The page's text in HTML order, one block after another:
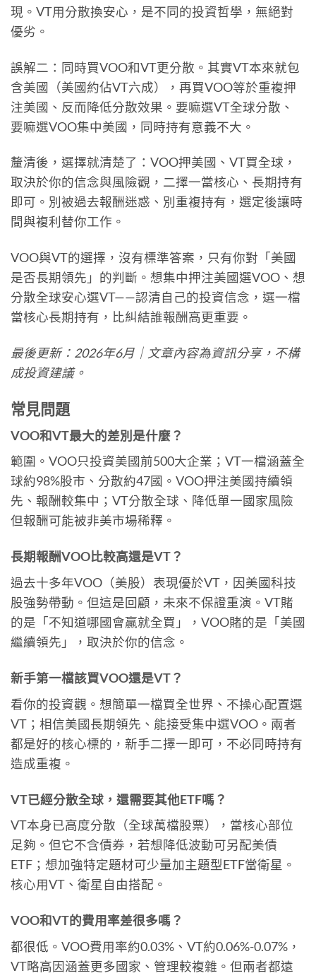
現。VT用分散換安心，是不同的投資哲學，無絕對
優劣。
誤解二：同時買VOO和VT更分散。其實VT本來就包
含美國（美國約佔VT六成），再買VOO等於重複押
注美國、反而降低分散效果。要嘛選VT全球分散、
要嘛選VOO集中美國，同時持有意義不大。
釐清後，選擇就清楚了：VOO押美國、VT買全球，
取決於你的信念與風險觀，二擇一當核心、長期持有
即可。別被過去報酬迷惑、別重複持有，選定後讓時
間與複利替你工作。
VOO與VT的選擇，沒有標準答案，只有你對「美國
是否長期領先」的判斷。想集中押注美國選VOO、想
分散全球安心選VT——認清自己的投資信念，選一檔
當核心長期持有，比糾結誰報酬高更重要。
最後更新：2026年6月｜文章內容為資訊分享，不構
成投資建議。
常見問題
VOO和VT最大的差別是什麼？
範圍。VOO只投資美國前500大企業；VT一檔涵蓋全
球約98%股市、分散約47國。VOO押注美國持續領
先、報酬較集中；VT分散全球、降低單一國家風險
但報酬可能被非美市場稀釋。
長期報酬VOO比較高還是VT？
過去十多年VOO（美股）表現優於VT，因美國科技
股強勢帶動。但這是回顧，未來不保證重演。VT賭
的是「不知道哪國會贏就全買」，VOO賭的是「美國
繼續領先」，取決於你的信念。
新手第一檔該買VOO還是VT？
看你的投資觀。想簡單一檔買全世界、不操心配置選
VT；相信美國長期領先、能接受集中選VOO。兩者
都是好的核心標的，新手二擇一即可，不必同時持有
造成重複。
VT已經分散全球，還需要其他ETF嗎？
VT本身已高度分散（全球萬檔股票），當核心部位
足夠。但它不含債券，若想降低波動可另配美債
ETF；想加強特定題材可少量加主題型ETF當衛星。
核心用VT、衛星自由搭配。
VOO和VT的費用率差很多嗎？
都很低。VOO費用率約0.03%、VT約0.06%-0.07%，
VT略高因涵蓋更多國家、管理較複雜。但兩者都遠